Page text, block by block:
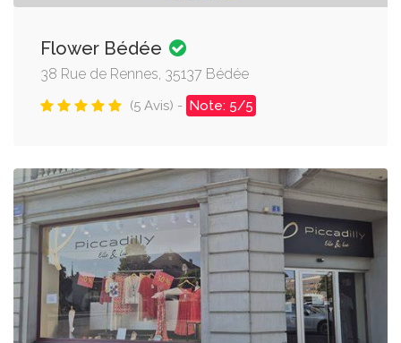
Flower Bédée
38 Rue de Rennes, 35137 Bédée
(5 Avis) - Note: 5/5